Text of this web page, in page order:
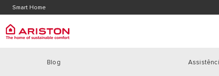
Smart Home
ARISTON GROUP
PRODUCTS | CATEGORIES
Blog
Termoacumuladores Elétricos